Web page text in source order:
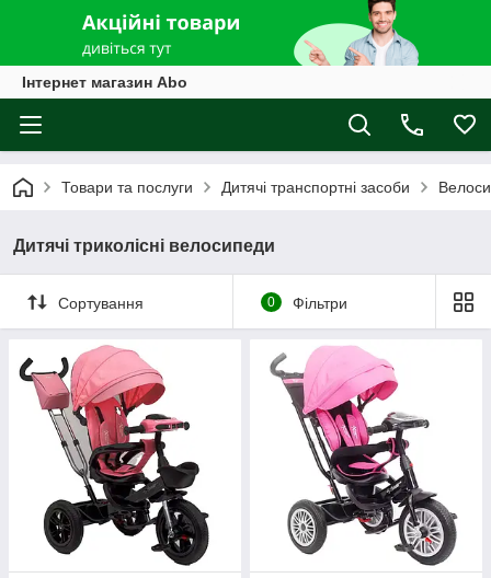
Інтернет магазин Abo
Товари та послуги Дитячі транспортні засоби
Дитячі триколісні велосипеди
Сортування 0 Фільтри